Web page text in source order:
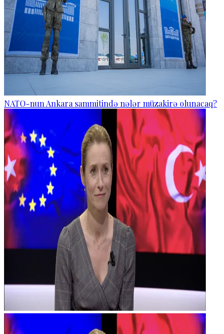
NATO-nun Ankara sammitində nələr müzakirə olunacaq?